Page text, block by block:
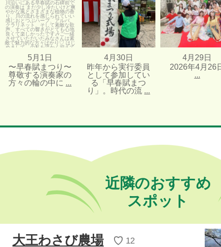
5月 1 日
0 0
5月1日
〜早春賦まつり〜
尊敬する演奏家の
方々の輪の中に ...
4月 30 日
22 1
4月30日
昨年から実行委員
として参加してい
る「早春賦まつ
り」。時代の流 ...
4月 29 日
59 2
4月29日
2026年4月26
...
近隣のおすすめ
スポット
大王わさび農場 ♡ 12